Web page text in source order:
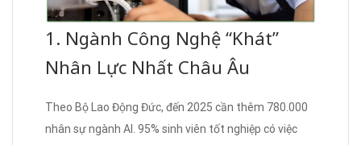
1. Ngành Công Nghệ “Khát”
Nhân Lực Nhất Châu Âu
Theo Bộ Lao Động Đức, đến 2025 cần thêm 780.000
nhân sự ngành AI. 95% sinh viên tốt nghiệp có việc